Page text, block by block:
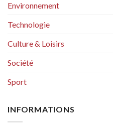
Environnement
Technologie
Culture & Loisirs
Société
Sport
INFORMATIONS